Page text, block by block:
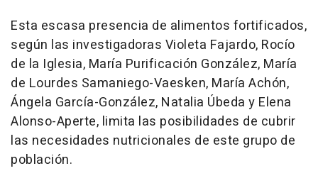
Esta escasa presencia de alimentos fortificados,
según las investigadoras Violeta Fajardo, Rocío
de la Iglesia, María Purificación González, María
de Lourdes Samaniego-Vaesken, María Achón,
Ángela García-González, Natalia Úbeda y Elena
Alonso-Aperte, limita las posibilidades de cubrir
las necesidades nutricionales de este grupo de
población.